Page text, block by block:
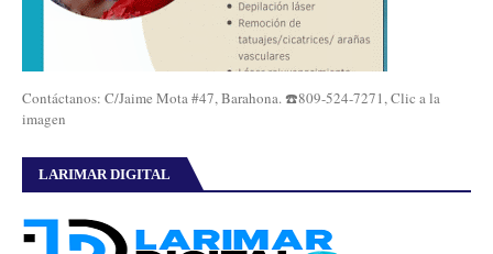
Contáctanos: C/Jaime Mota #47, Barahona. ☎️809-524-7271, Clic a la
imagen
LARIMAR DIGITAL